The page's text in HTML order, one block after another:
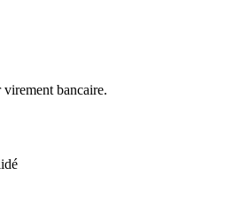
virement bancaire.